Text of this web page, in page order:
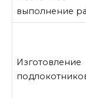
выполнение
Изготовление